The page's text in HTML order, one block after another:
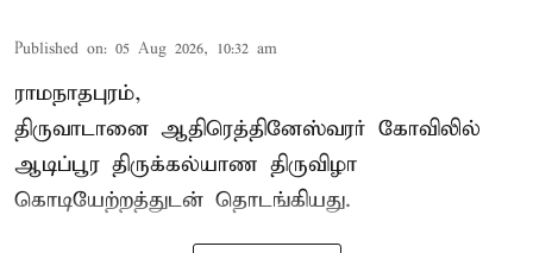
Published on: 05 Aug 2026, 10:32 am
ராமநாதபுரம்,
திருவாடானை ஆதிரெத்தினேஸ்வரர் கோவிலில்
ஆடிப்பூர திருக்கல்யாண திருவிழா
கொடியேற்றத்துடன் தொடங்கியது.